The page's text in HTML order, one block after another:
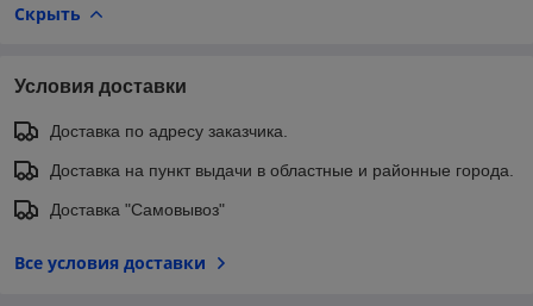
Скрыть
Условия доставки
Доставка по адресу заказчика.
Доставка на пункт выдачи в областные и районные города.
Доставка "Самовывоз"
Все условия доставки